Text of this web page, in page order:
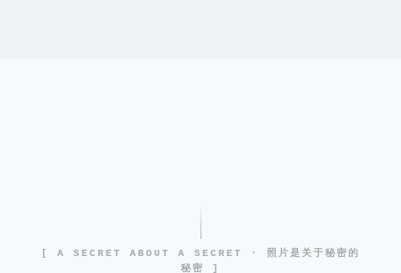
[ A SECRET ABOUT A SECRET · 照片是关于秘密的
秘密 ]